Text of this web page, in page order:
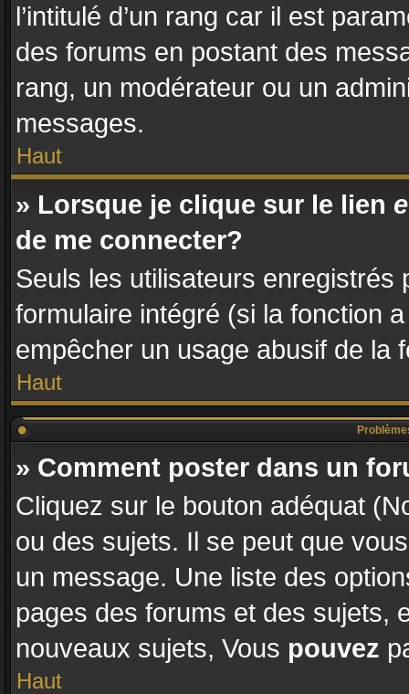
l’intitulé d’un rang car il est
des forums en postant des
rang, un modérateur ou un
messages.
Haut
» Lorsque je clique sur le lien
de me connecter?
Seuls les utilisateurs enregistrés
formulaire intégré (si la fonction
empêcher un usage abusif de la
Haut
» Comment poster dans un
Cliquez sur le bouton adéquat
ou des sujets. Il se peut que
un message. Une liste des
pages des forums et des sujets,
nouveaux sujets, Vous pouvez
Haut